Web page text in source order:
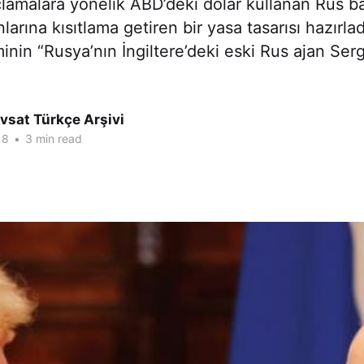
kısıtlama getiren bir yasa tasarısı
“Rusya’nın İngiltere’deki eski Rus ajan
Türkçe Arşivi
• 3 min read